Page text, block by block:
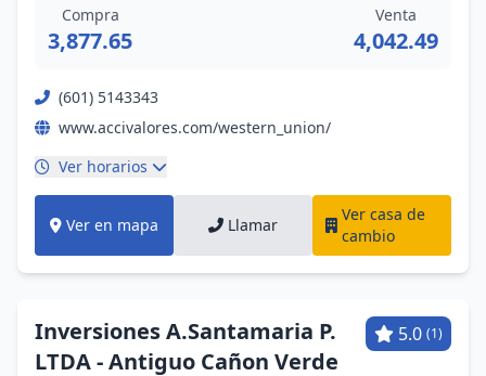
Compra
3,877.65
Venta
4,042.49
(601) 5143343
www.accivalores.com/western_union/
Ver horarios
Ver en mapa Llamar
Ver casa de
cambio
Inversiones A.Santamaria P.
LTDA - Antiguo Cañon Verde
5.0 (1)